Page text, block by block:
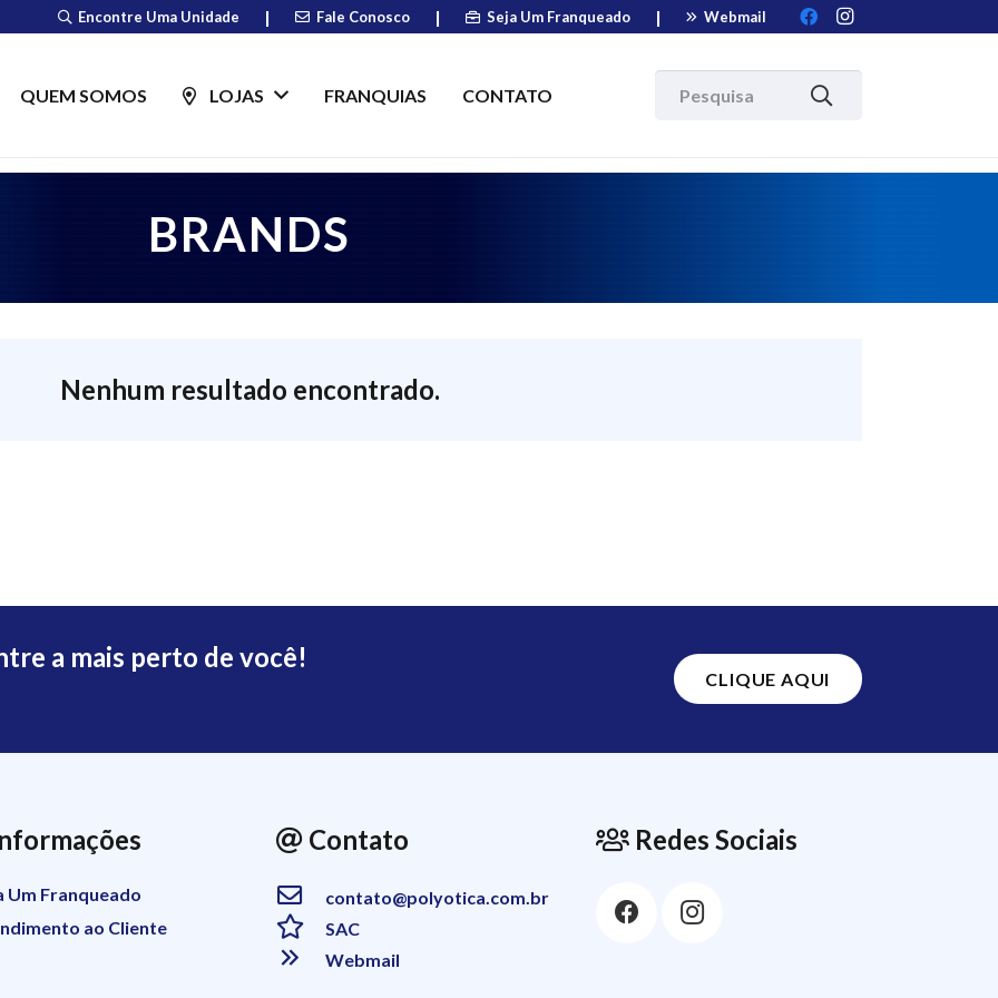
Encontre Uma Unidade | Fale Conosco | Seja Um Franqueado | Webmail
QUEM SOMOS LOJAS FRANQUIAS CONTATO
BRANDS
Nenhum resultado encontrado.
a mais perto de você!
CLIQUE AQUI
Um Franqueado
ao Cliente
Contato
contato@polyotica.com.br
SAC
Webmail
Redes Sociais